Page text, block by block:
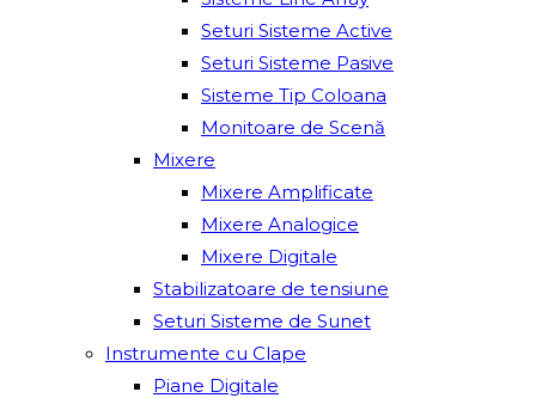
Seturi Sisteme Active
Seturi Sisteme Pasive
Sisteme Tip Coloana
Monitoare de Scenă
Mixere
Mixere Amplificate
Mixere Analogice
Mixere Digitale
Stabilizatoare de tensiune
Seturi Sisteme de Sunet
Instrumente cu Clape
Piane Digitale